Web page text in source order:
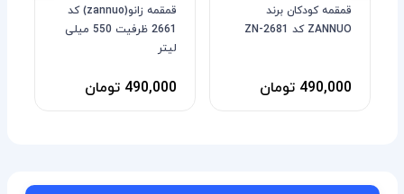
قمقمه کودکان برند
ZANNUO کد ZN-2681
490,000 تومان
قمقمه زانو(zannuo) کد
2661 ظرفیت 550 میلی
لیتر
490,000 تومان